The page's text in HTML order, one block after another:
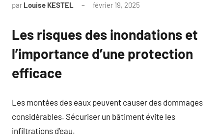
par Louise KESTEL février 19, 2025
Les risques des inondations et
l’importance d’une protection
efficace
Les montées des eaux peuvent causer des dommages
considérables. Sécuriser un bâtiment évite les
infiltrations d’eau.